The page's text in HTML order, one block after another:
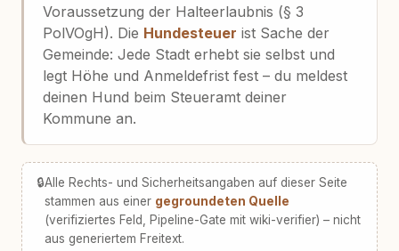
Voraussetzung der Halteerlaubnis (§ 3
PolVOgH). Die Hundesteuer ist Sache der
Gemeinde: Jede Stadt erhebt sie selbst und
legt Höhe und Anmeldefrist fest – du meldest
deinen Hund beim Steueramt deiner
Kommune an.
🔒Alle Rechts- und Sicherheitsangaben auf dieser Seite
stammen aus einer gegroundeten Quelle
(verifiziertes Feld, Pipeline-Gate mit wiki-verifier) – nicht
aus generiertem Freitext.